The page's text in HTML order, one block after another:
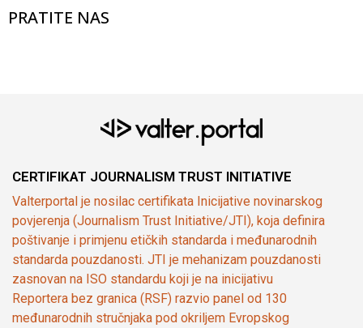
PRATITE NAS
CERTIFIKAT JOURNALISM TRUST INITIATIVE
Valterportal je nosilac certifikata Inicijative novinarskog
povjerenja (Journalism Trust Initiative/JTI), koja definira
poštivanje i primjenu etičkih standarda i međunarodnih
standarda pouzdanosti. JTI je mehanizam pouzdanosti
zasnovan na ISO standardu koji je na inicijativu
Reportera bez granica (RSF) razvio panel od 130
međunarodnih stručnjaka pod okriljem Evropskog